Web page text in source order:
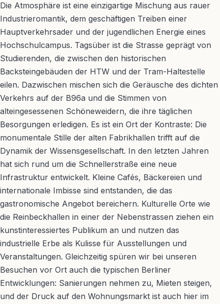
Die Atmosphäre ist eine einzigartige Mischung aus rauer
Industrieromantik, dem geschäftigen Treiben einer
Hauptverkehrsader und der jugendlichen Energie eines
Hochschulcampus. Tagsüber ist die Strasse geprägt von
Studierenden, die zwischen den historischen
Backsteingebäuden der HTW und der Tram-Haltestelle
eilen. Dazwischen mischen sich die Geräusche des dichten
Verkehrs auf der B96a und die Stimmen von
alteingesessenen Schöneweidern, die ihre täglichen
Besorgungen erledigen. Es ist ein Ort der Kontraste: Die
monumentale Stille der alten Fabrikhallen trifft auf die
Dynamik der Wissensgesellschaft. In den letzten Jahren
hat sich rund um die Schnellerstraße eine neue
Infrastruktur entwickelt. Kleine Cafés, Bäckereien und
internationale Imbisse sind entstanden, die das
gastronomische Angebot bereichern. Kulturelle Orte wie
die Reinbeckhallen in einer der Nebenstrassen ziehen ein
kunstinteressiertes Publikum an und nutzen das
industrielle Erbe als Kulisse für Ausstellungen und
Veranstaltungen. Gleichzeitig spüren wir bei unseren
Besuchen vor Ort auch die typischen Berliner
Entwicklungen: Sanierungen nehmen zu, Mieten steigen,
und der Druck auf den Wohnungsmarkt ist auch hier im